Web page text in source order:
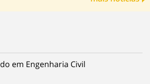
em Engenharia Civil